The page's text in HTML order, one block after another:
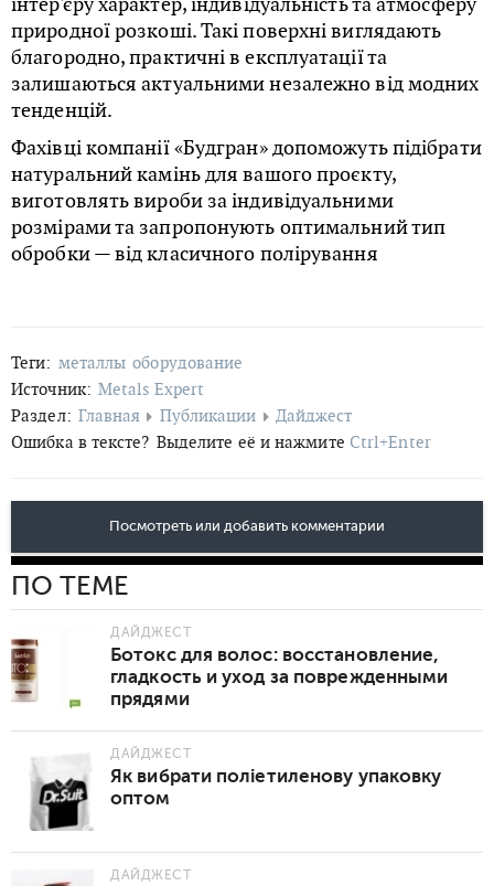
природної розкоші. Такі поверхні виглядають
благородно, практичні в експлуатації та
залишаються актуальними незалежно від модних
тенденцій.
Фахівці компанії «Будгран» допоможуть підібрати
натуральний камінь для вашого проєкту,
виготовлять вироби за індивідуальними
розмірами та запропонують оптимальний тип
обробки — від класичного полірування
Теги: металлы оборудование
Источник: Metals Expert
Раздел: Главная Публикации
Дайджест
Ошибка в тексте? Выделите её и нажмите Ctrl+Enter
Посмотреть или добавить комментарии
ПО ТЕМЕ
ДАЙДЖЕСТ
Ботокс для волос: восстановление,
гладкость и уход за поврежденными
прядями
ДАЙДЖЕСТ
Як вибрати поліетиленову упаковку
оптом
ДАЙДЖЕСТ